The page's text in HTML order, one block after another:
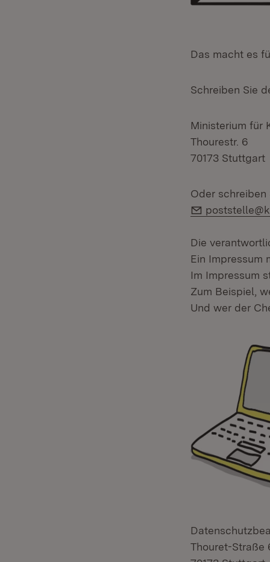
Das macht es
Schreiben Sie
Ministerium für
Thourestr. 6
70173 Stuttgart
Oder schreiben
E-Mail:
Die
Ein Impressum
Im Impressum
Zum Beispiel,
Und wer der
Thouret-Straße